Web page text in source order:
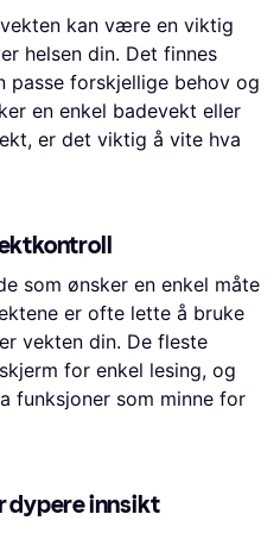
kan være en viktig
helsen din. Det finnes
passe forskjellige behov og
en enkel badevekt eller
er det viktig å vite hva
som ønsker en enkel måte
er ofte lette å bruke
vekten din. De fleste
for enkel lesing, og
funksjoner som minne for
dypere innsikt